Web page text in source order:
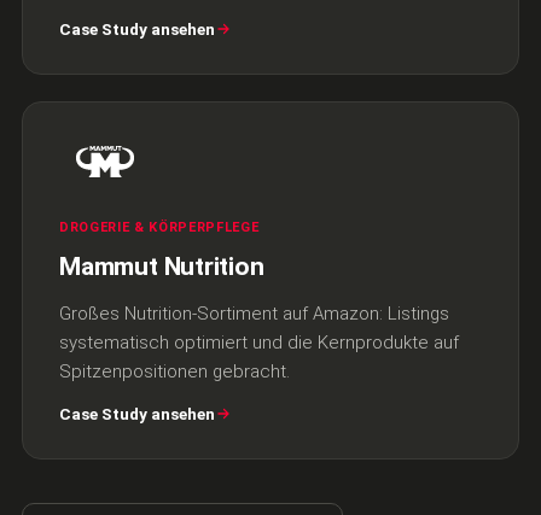
Case Study ansehen
DROGERIE & KÖRPERPFLEGE
Mammut Nutrition
Großes Nutrition-Sortiment auf Amazon: Listings
systematisch optimiert und die Kernprodukte auf
Spitzenpositionen gebracht.
Case Study ansehen